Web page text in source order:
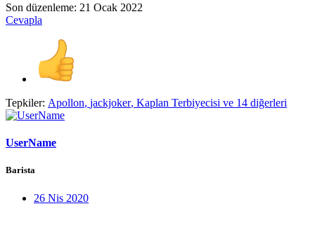
Son düzenleme: 21 Ocak 2022
Cevapla
Tepkiler: Apollon, jackjoker, Kaplan Terbiyecisi ve 14 diğerleri
UserName
Barista
26 Nis 2020